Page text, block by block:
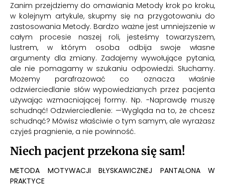
Zanim przejdziemy do omawiania Metody krok po kroku,
w kolejnym artykule, skupmy się na przygotowaniu do
zastosowania Metody. Bardzo ważne jest umniejszenie w
całym procesie naszej roli, jesteśmy towarzyszem,
lustrem, w którym osoba odbija swoje własne
argumenty dla zmiany. Zadajemy wywołujące pytania,
ale nie pomagamy w szukaniu odpowiedzi. Słuchamy.
Możemy parafrazować co oznacza właśnie
odzwierciedlanie słów wypowiedzianych przez pacjenta
używając wzmacniającej formy. Np. -Naprawdę muszę
schudnąć! Odzwierciedlenie: —Wygląda na to, że chcesz
schudnąć? Mówisz właściwie o tym samym, ale wyrażasz
czyjeś pragnienie, a nie powinność.
Niech pacjent przekona się sam!
METODA MOTYWACJI BŁYSKAWICZNEJ PANTALONA W
PRAKTYCE